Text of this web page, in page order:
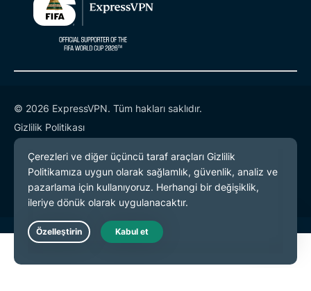
© 2026 ExpressVPN. Tüm hakları saklıdır.
Gizlilik Politikası
Hizmet Koşulları
Çerez Tercihleri